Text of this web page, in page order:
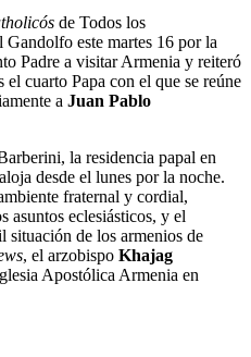
de Todos los
Gandolfo este martes 16 por la
Padre a visitar Armenia y reiteró
cuarto Papa con el que se reúne
a Juan Pablo
la residencia papal en
desde el lunes por la noche.
fraternal y cordial,
asuntos eclesiásticos, y el
situación de los armenios de
, el arzobispo Khajag
Apostólica Armenia en